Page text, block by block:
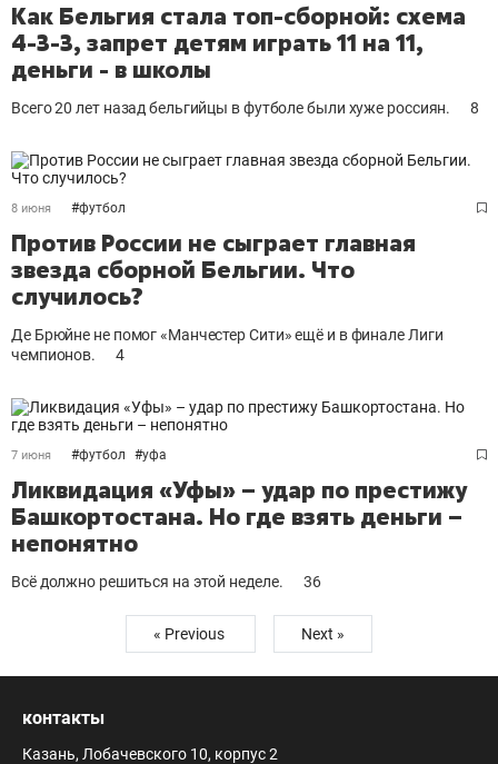
Как Бельгия стала топ-сборной: схема
4-3-3, запрет детям играть 11 на 11,
деньги - в школы
Всего 20 лет назад бельгийцы в футболе были хуже россиян. 8
8 июня #футбол
Против России не сыграет главная
звезда сборной Бельгии. Что
случилось?
Де Брюйне не помог «Манчестер Сити» ещё и в финале Лиги
чемпионов.
4
7 июня #футбол #уфа
Ликвидация «Уфы» – удар по престижу
Башкортостана. Но где взять деньги –
непонятно
Всё должно решиться на этой неделе. 36
« Previous Next »
контакты
Казань, Лобачевского 10, корпус 2